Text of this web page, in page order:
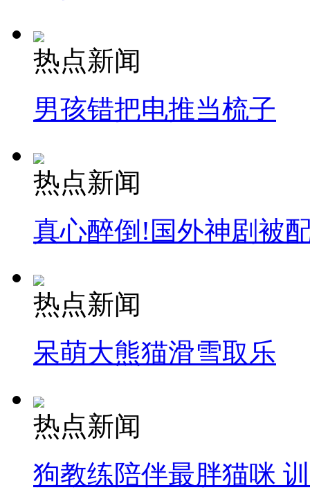
热点新闻
男孩错把电推当梳子
热点新闻
真心醉倒!国外神剧被
热点新闻
呆萌大熊猫滑雪取乐
热点新闻
狗教练陪伴最胖猫咪